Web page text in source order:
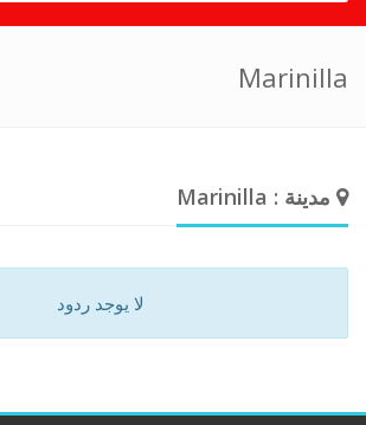
Marinilla
مدينة : Marinilla
لا يوجد ردود